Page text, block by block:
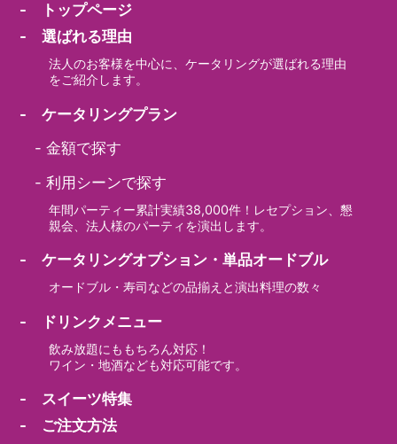
- トップページ
- 選ばれる理由
法人のお客様を中心に、ケータリングが選ばれる理由
をご紹介します。
- ケータリングプラン
-金額で探す
-利用シーンで探す
年間パーティー累計実績38,000件！レセプション、懇
親会、法人様のパーティを演出します。
- ケータリングオプション・単品オードブル
オードブル・寿司などの品揃えと演出料理の数々
- ドリンクメニュー
飲み放題にももちろん対応！
ワイン・地酒なども対応可能です。
- スイーツ特集
- ご注文方法